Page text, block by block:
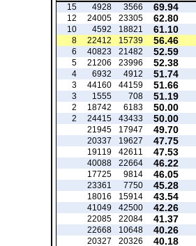
69.94
3566
4928
15
62.80
23305
24005
12
61.10
18821
4592
10
56.46
15739
22412
8
52.59
21482
40823
6
52.38
23996
21206
5
51.74
4912
6932
4
51.66
44159
44160
3
51.19
708
1555
3
50.00
6183
18742
2
50.00
43433
24415
2
49.70
17947
21945
47.75
19627
20337
47.53
42611
19119
46.22
22664
40088
46.05
9814
17725
45.28
7750
23361
43.54
15914
18016
42.26
42500
41049
41.37
22084
22085
40.26
10648
22668
40.18
20326
20327